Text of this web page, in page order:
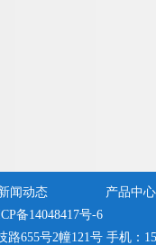
闻动态
产品中心
备14048417号-6
655号2幢121号 手机：